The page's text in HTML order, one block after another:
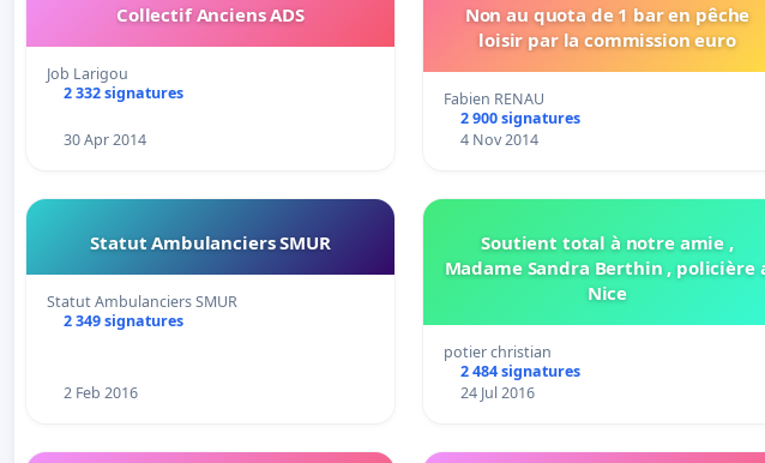
Collectif Anciens ADS
Job Larigou
2 332 signatures
30 Apr 2014
Non au quota de 1 bar en pêche
loisir par la commission euro
Fabien RENAU
2 900 signatures
4 Nov 2014
Statut Ambulanciers SMUR
Statut Ambulanciers SMUR
2 349 signatures
2 Feb 2016
Soutient total à notre amie ,
Madame Sandra Berthin , policière
Nice
potier christian
2 484 signatures
24 Jul 2016